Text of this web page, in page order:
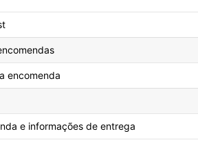
encomenda
e informações de entrega